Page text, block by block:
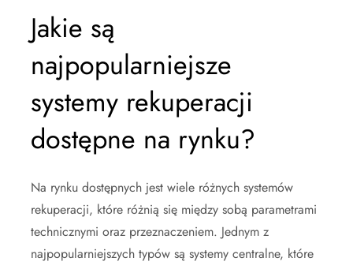
Jakie są
najpopularniejsze
systemy rekuperacji
dostępne na rynku?
Na rynku dostępnych jest wiele różnych systemów
rekuperacji, które różnią się między sobą parametrami
technicznymi oraz przeznaczeniem. Jednym z
najpopularniejszych typów są systemy centralne, które